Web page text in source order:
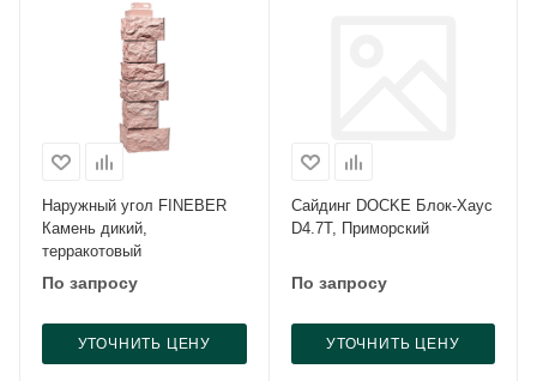
Наружный угол FINEBER
Камень дикий,
терракотовый
По запросу
УТОЧНИТЬ ЦЕНУ
Сайдинг DOCKE Блок-Хаус
D4.7T, Приморский
По запросу
УТОЧНИТЬ ЦЕНУ